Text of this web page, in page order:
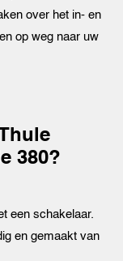
over het in- en
op weg naar uw
380?
een schakelaar.
en gemaakt van